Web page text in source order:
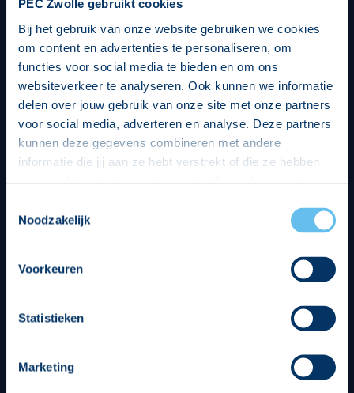
PEC Zwolle gebruikt cookies
Bij het gebruik van onze website gebruiken we cookies
om content en advertenties te personaliseren, om
functies voor social media te bieden en om ons
websiteverkeer te analyseren. Ook kunnen we informatie
delen over jouw gebruik van onze site met onze partners
voor social media, adverteren en analyse. Deze partners
kunnen deze gegevens combineren met andere
informatie die jij aan ze hebt verstrekt of die ze hebben
op een veilige en integere wijze. Je kunt je toestemming
beheren op de privacy- en cookieverklaring pagina.
Noodzakelijk
Voorkeuren
Statistieken
Marketing